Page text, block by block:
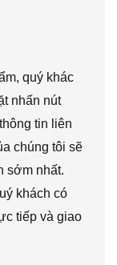
quý khác
nhấn nút
tin liên
chúng tôi sẽ
sớm nhất.
khách có
tiếp và giao